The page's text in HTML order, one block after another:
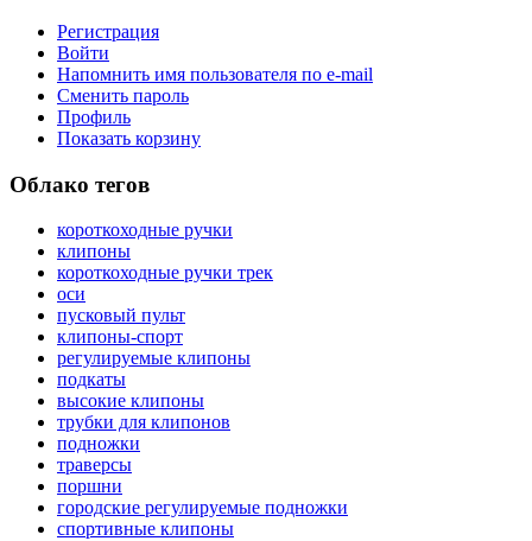
Регистрация
Войти
Напомнить имя пользователя по e-mail
Сменить пароль
Профиль
Показать корзину
Облако тегов
короткоходные ручки
клипоны
короткоходные ручки трек
оси
пусковый пульт
клипоны-спорт
регулируемые клипоны
подкаты
высокие клипоны
трубки для клипонов
подножки
траверсы
поршни
городские регулируемые подножки
спортивные клипоны